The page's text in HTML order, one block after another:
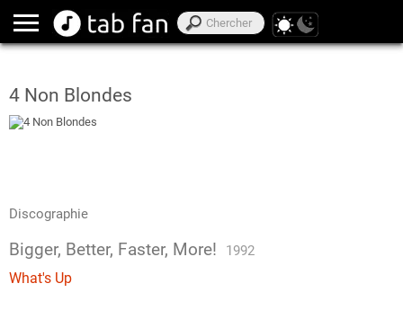
4 Non Blondes
Discographie
Bigger, Better, Faster, More! 1992
What's Up